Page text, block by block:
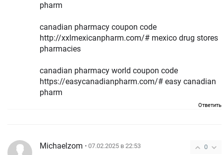
pharm
canadian pharmacy coupon code
http://xxlmexicanpharm.com/# mexico drug stores
pharmacies
canadian pharmacy world coupon code
https://easycanadianpharm.com/# easy canadian
pharm
Ответить
0
Michaelzom • 07.02.2025 в 22:53